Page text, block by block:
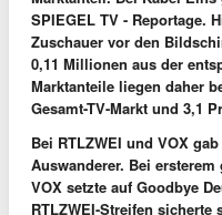
SPIEGEL TV - Reportage.
Zuschauer vor den
0,11 Millionen aus der
Marktanteile liegen daher
Gesamt-TV-Markt und 3,1
Bei RTLZWEI und VOX
Auswanderer. Bei ersterem
VOX setzte auf Goodbye
RTLZWEI-Streifen